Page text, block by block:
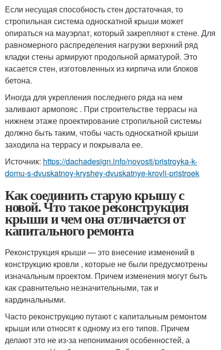
Если несущая способность стен достаточная, то
стропильная система односкатной крыши может
опираться на мауэрлат, который закрепляют к стене. Для
равномерного распределения нагрузки верхний ряд
кладки стены армируют продольной арматурой. Это
касается стен, изготовленных из кирпича или блоков
бетона.
Иногда для укрепления последнего ряда на нем
заливают армопояс . При строительстве террасы на
нижнем этаже проектирование стропильной системы
должно быть таким, чтобы часть односкатной крыши
заходила на террасу и покрывала ее.
Источник: https://dachadesign.info/novosti/pristroyka-k-
domu-s-dvuskatnoy-kryshey-dvuskatnye-krovli-pristroek
Как соединить старую крышу с
новой. Что такое реконструкция
крыши и чем она отличается от
капитального ремонта
Реконструкция крыши — это внесение изменений в
конструкцию кровли , которые не были предусмотрены
изначальным проектом. Причем изменения могут быть
как сравнительно незначительными, так и
кардинальными.
Часто реконструкцию путают с капитальным ремонтом
крыши или относят к одному из его типов. Причем
делают это не из-за непонимания особенностей, а